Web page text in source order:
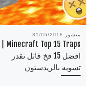
منشور 31/05/2018
افضل 15 فخ قاتل تقدر
تسويه بالريدستون